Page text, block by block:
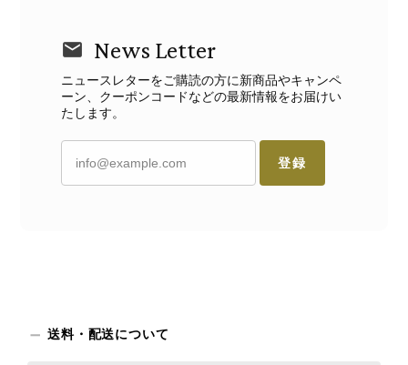
News Letter
ニュースレターをご購読の方に新商品やキャンペ
ーン、クーポンコードなどの最新情報をお届けい
たします。
登録
送料・配送について